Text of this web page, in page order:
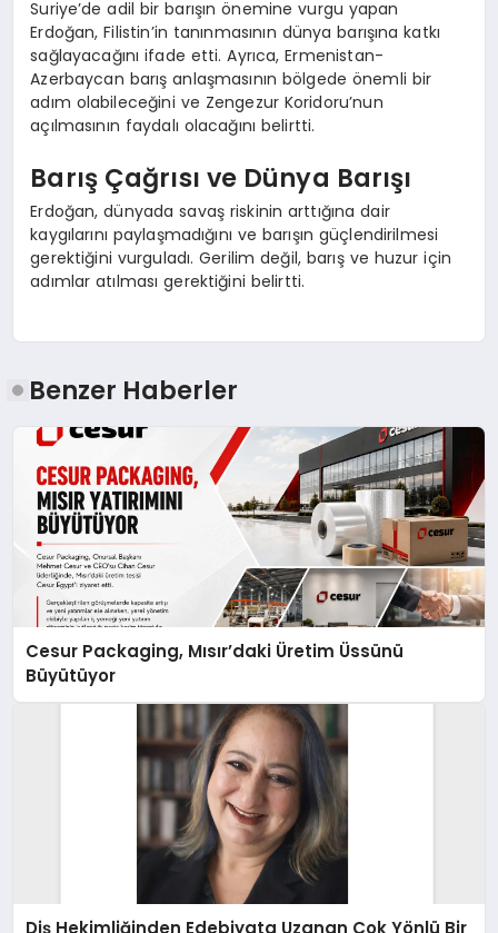
Suriye’de adil bir barışın önemine vurgu yapan
Erdoğan, Filistin’in tanınmasının dünya barışına katkı
sağlayacağını ifade etti. Ayrıca, Ermenistan-
Azerbaycan barış anlaşmasının bölgede önemli bir
adım olabileceğini ve Zengezur Koridoru’nun
açılmasının faydalı olacağını belirtti.
Barış Çağrısı ve Dünya Barışı
Erdoğan, dünyada savaş riskinin arttığına dair
kaygılarını paylaşmadığını ve barışın güçlendirilmesi
gerektiğini vurguladı. Gerilim değil, barış ve huzur için
adımlar atılması gerektiğini belirtti.
Benzer Haberler
Cesur Packaging, Mısır’daki Üretim Üssünü
Büyütüyor
Diş Hekimliğinden Edebiyata Uzanan Çok Yönlü Bir